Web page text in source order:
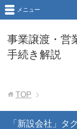
事業譲渡・営
手続き解説
メニュー
TOP
「新設会社」タ